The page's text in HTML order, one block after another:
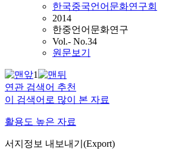
한국중국언어문화연구회
2014
한중언어문화연구
Vol.- No.34
원문보기
1
연관 검색어 추천
이 검색어로 많이 본 자료
활용도 높은 자료
서지정보 내보내기(Export)